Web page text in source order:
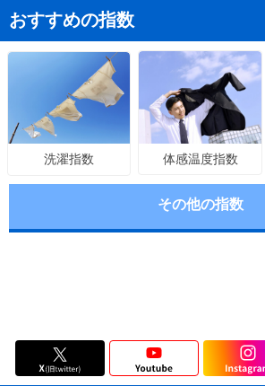
おすすめの指数
洗濯指数 体感温度指数
その他の指数